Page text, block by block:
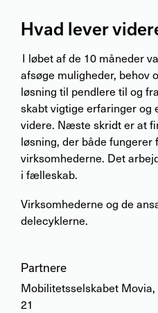
Hvad lever
I løbet af de 10 måneder
afsøge muligheder, behov
løsning til pendlere til og
skabt vigtige erfaringer og
videre. Næste skridt er at
løsning, der både fungerer
virksomhederne. Det
i fælleskab.
Virksomhederne og de
delecyklerne.
Partnere
Mobilitetsselskabet
21